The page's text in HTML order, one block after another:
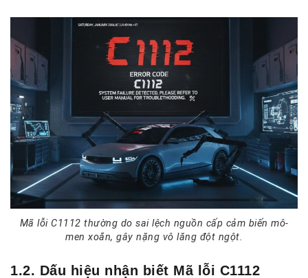
Mã lỗi C1112 thường do sai lệch nguồn cấp cảm biến mô-
men xoắn, gây nặng vô lăng đột ngột.
1.2. Dấu hiệu nhận biết Mã lỗi C1112